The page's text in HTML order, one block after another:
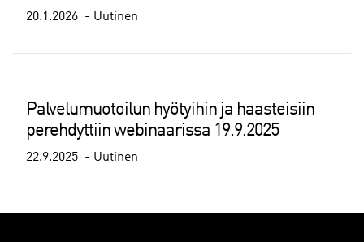
20.1.2026 Uutinen
Palvelumuotoilun hyötyihin ja haasteisiin
perehdyttiin webinaarissa 19.9.2025
22.9.2025 Uutinen